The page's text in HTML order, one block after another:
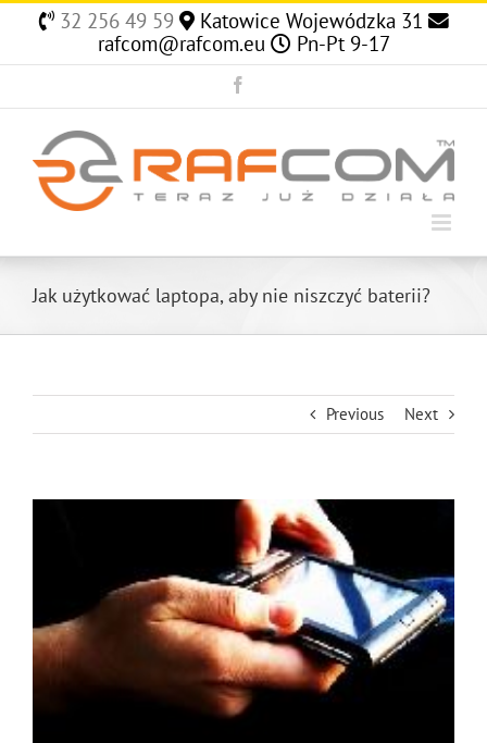
Skip
32 256 49 59
Katowice Wojewódzka 31
rafcom@rafcom.eu
Pn-Pt 9-17
Jak użytkować laptopa, aby nie niszczyć baterii?
Previous Next